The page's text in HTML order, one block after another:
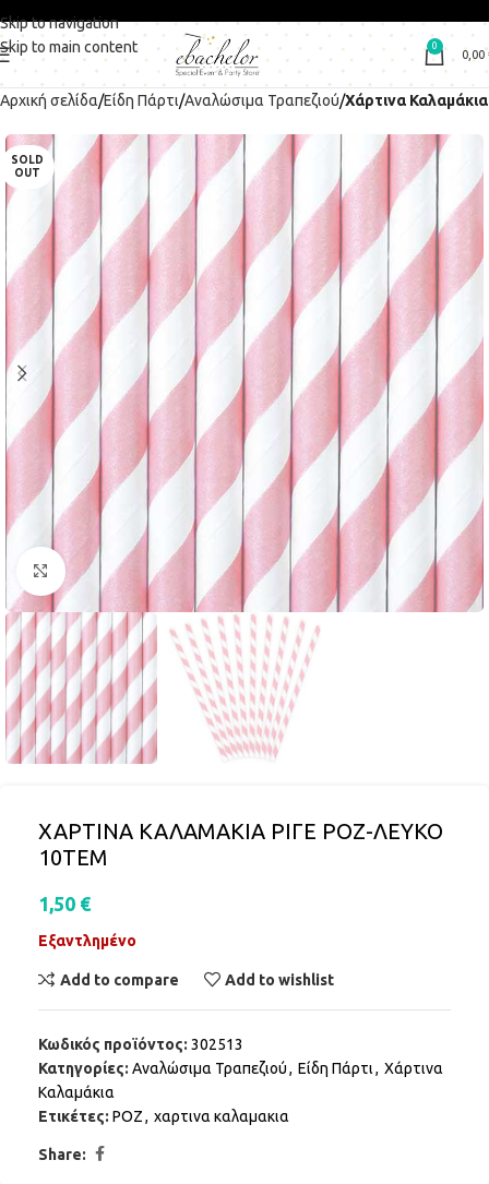
Skip to navigation
Skip to main content
0
0,00
Αρχική σελίδα Είδη Πάρτι Αναλώσιμα Τραπεζιού Χάρτινα Καλαμάκια
SOLD
OUT
Click to enlarge
ΧΑΡΤΙΝΑ ΚΑΛΑΜΑΚΙΑ ΡΙΓΕ ΡΟΖ-ΛΕΥΚΟ
10ΤΕΜ
1,50 €
Εξαντλημένο
Add to compare Add to wishlist
Κωδικός προϊόντος: 302513
Κατηγορίες: Αναλώσιμα Τραπεζιού, Είδη Πάρτι, Χάρτινα
Καλαμάκια
Ετικέτες: ΡΟΖ, χαρτινα καλαμακια
Share: